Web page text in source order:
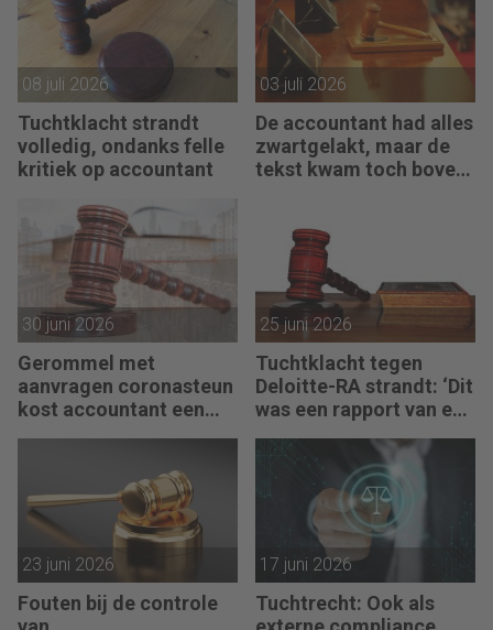
08 juli 2026
Tuchtklacht strandt
volledig, ondanks felle
kritiek op accountant
03 juli 2026
De accountant had alles
zwartgelakt, maar de
tekst kwam toch boven
30 juni 2026
Gerommel met
aanvragen coronasteun
kost accountant een
maand doorhaling
25 juni 2026
Tuchtklacht tegen
Deloitte-RA strandt: ‘Dit
was een rapport van een
partijdeskundige’
23 juni 2026
Fouten bij de controle
17 juni 2026
Tuchtrecht: Ook als